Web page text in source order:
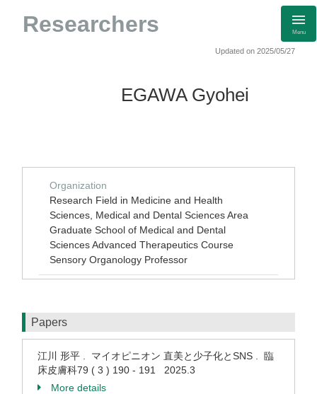
Researchers Menu
Updated on 2025/05/27
EGAWA Gyohei
Organization
Research Field in Medicine and Health
Sciences, Medical and Dental Sciences Area
Graduate School of Medical and Dental
Sciences Advanced Therapeutics Course
Sensory Organology Professor
Papers
江川 形平 . マイオピニオン 直美と少子化とSNS . 臨
床皮膚科79 ( 3 ) 190 - 191 2025.3
More details